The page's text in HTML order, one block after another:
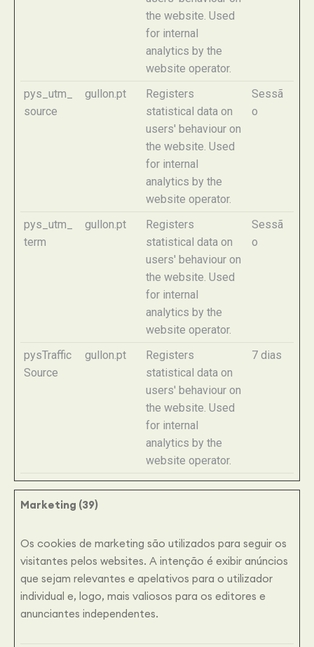
the website. Used
for internal
analytics by the
website operator.
pys_utm_
source
gullon.pt
Registers
statistical data on
users' behaviour on
the website. Used
for internal
analytics by the
website operator.
Sessã
o
pys_utm_
term
gullon.pt
Registers
statistical data on
users' behaviour on
the website. Used
for internal
analytics by the
website operator.
Sessã
o
pysTraffic
Source
gullon.pt
Registers
statistical data on
users' behaviour on
the website. Used
for internal
analytics by the
website operator.
7 dias
Marketing (39)
Os cookies de marketing são utilizados ​​para seguir os
visitantes pelos websites. A intenção é exibir anúncios
que sejam relevantes e apelativos para o utilizador
individual e, logo, mais valiosos para os editores e
anunciantes independentes.